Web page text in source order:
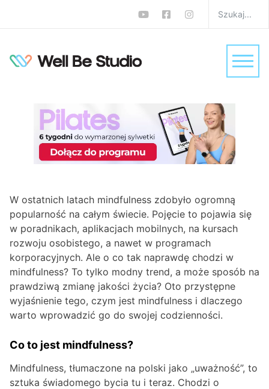
O co chodzi w
mindfulness? Uważność
w teorii i praktyce, w
codziennym życiu
Psyche Ada Kuśmierek 0 komentarzy
W ostatnich latach mindfulness zdobyło ogromną
popularność na całym świecie. Pojęcie to pojawia się
w poradnikach, aplikacjach mobilnych, na kursach
rozwoju osobistego, a nawet w programach
korporacyjnych. Ale o co tak naprawdę chodzi w
mindfulness? To tylko modny trend, a może sposób na
prawdziwą zmianę jakości życia? Oto przystępne
wyjaśnienie tego, czym jest mindfulness i dlaczego
warto wprowadzić go do swojej codzienności.
Co to jest mindfulness?
Mindfulness, tłumaczone na polski jako „uważność”, to
sztuka świadomego bycia tu i teraz. Chodzi o